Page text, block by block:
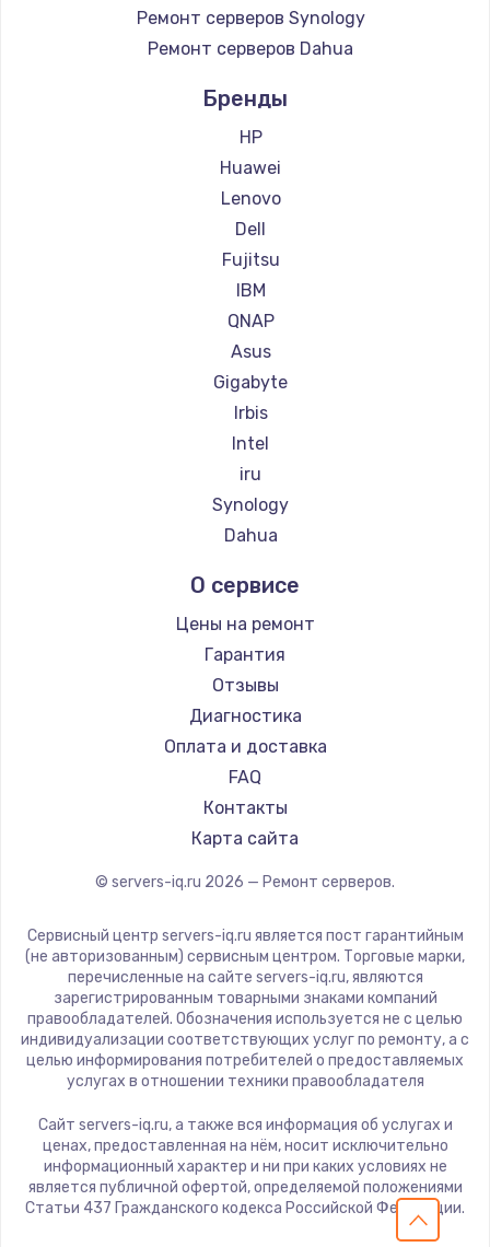
Ремонт серверов Synology
Ремонт серверов Dahua
Бренды
HP
Huawei
Lenovo
Dell
Fujitsu
IBM
QNAP
Asus
Gigabyte
Irbis
Intel
iru
Synology
Dahua
О сервисе
Цены на ремонт
Гарантия
Отзывы
Диагностика
Оплата и доставка
FAQ
Контакты
Карта сайта
© servers-iq.ru 2026 — Ремонт серверов.
Сервисный центр servers-iq.ru является пост гарантийным
(не авторизованным) сервисным центром. Торговые марки,
перечисленные на сайте servers-iq.ru, являются
зарегистрированным товарными знаками компаний
правообладателей. Обозначения используется не с целью
индивидуализации соответствующих услуг по ремонту, а с
целью информирования потребителей о предоставляемых
услугах в отношении техники правообладателя
Сайт servers-iq.ru, а также вся информация об услугах и
ценах, предоставленная на нём, носит исключительно
информационный характер и ни при каких условиях не
является публичной офертой, определяемой положениями
Статьи 437 Гражданского кодекса Российской Федерации.